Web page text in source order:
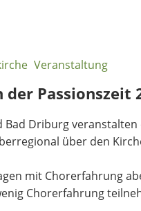
Veranstaltung
Passionszeit
Bad Driburg veranstalten
über den
mit Chorerfahrung
Chorerfahrung